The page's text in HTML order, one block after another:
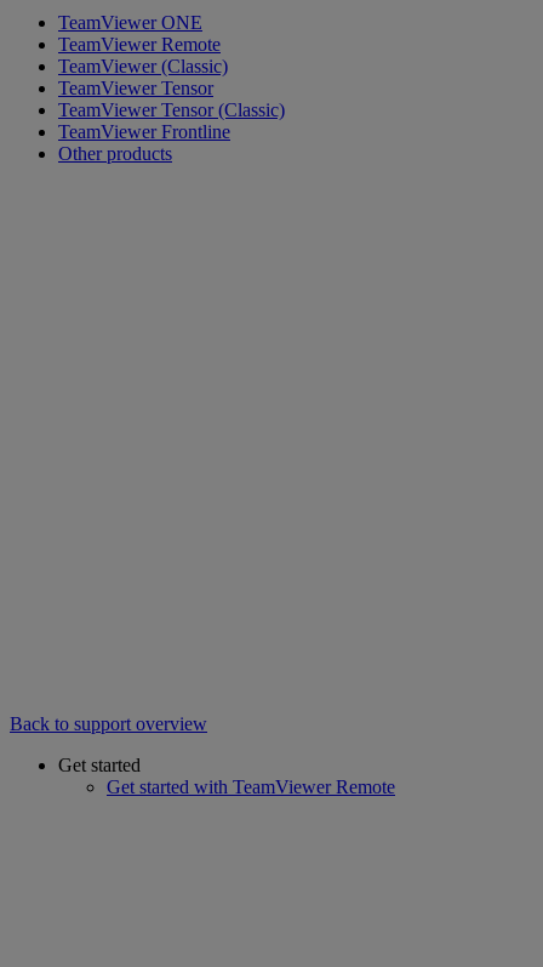
TeamViewer ONE
TeamViewer Remote
TeamViewer (Classic)
TeamViewer Tensor
TeamViewer Tensor (Classic)
TeamViewer Frontline
Other products
Back to support overview
Get started
Get started with TeamViewer Remote